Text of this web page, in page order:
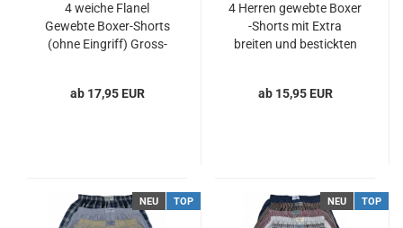
4 weiche Flanel
Gewebte Boxer-Shorts
(ohne Eingriff) Gross-
Prozent Baumwolle
ab 17,95 EUR
4 Herren gewebte Boxer
-Shorts mit Extra
breiten und bestickten
Baumwolle Cotton
ab 15,95 EUR
NEU TOP NEU TOP